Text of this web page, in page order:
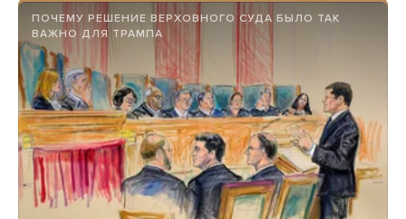
ПОЧЕМУ РЕШЕНИЕ ВЕРХОВНОГО СУДА БЫЛО ТАК
ВАЖНО ДЛЯ ТРАМПА